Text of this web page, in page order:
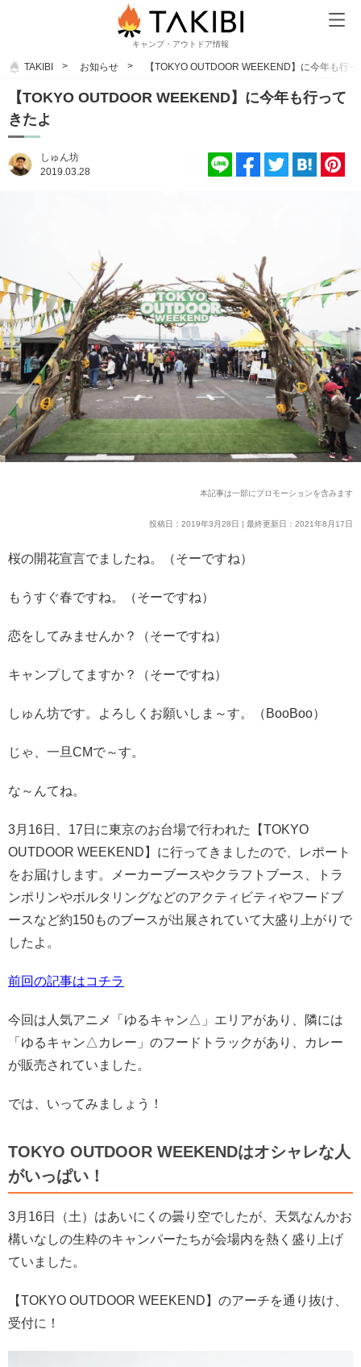
キャンプ・アウトドア情報
TAKIBI お知らせ 【TOKYO OUTDOOR WEEKEND】に今年も行
【TOKYO OUTDOOR WEEKEND】に今年も行って
きたよ
しゅん坊
2019.03.28
本記事は一部にプロモーションを含みます
投稿日：2019年3月28日 | 最終更新日：2021年8月17日
桜の開花宣言でましたね。（そーですね）
もうすぐ春ですね。（そーですね）
恋をしてみませんか？（そーですね）
キャンプしてますか？（そーですね）
しゅん坊です。よろしくお願いしま～す。（BooBoo）
じゃ、一旦CMで～す。
な～んてね。
3月16日、17日に東京のお台場で行われた【TOKYO
OUTDOOR WEEKEND】に行ってきましたので、レポート
をお届けします。
メーカーブースやクラフトブース、トラ
ンポリンやボルタリングなどのアクティビティやフードブ
ースなど約150ものブースが出展されていて大盛り上がりで
したよ。
前回の記事はコチラ
今回は人気アニメ「ゆるキャン△」エリアがあり、隣には
「ゆるキャン△カレー」のフードトラックがあり、カレー
が販売されていました。
では、いってみましょう！
TOKYO OUTDOOR WEEKENDはオシャレな人
がいっぱい！
3月16日（土）はあいにくの曇り空でしたが、天気なんかお
構いなしの生粋のキャンパーたちが会場内を熱く盛り上げ
ていました。
【TOKYO OUTDOOR WEEKEND】のアーチを通り抜け、
受付に！